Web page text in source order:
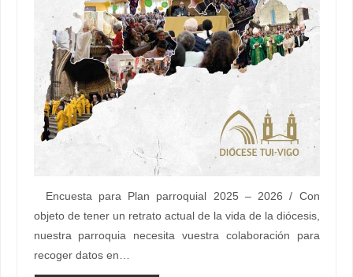
Encuesta para Plan parroquial 2025 – 2026 / Con
objeto de tener un retrato actual de la vida de la diócesis,
nuestra parroquia necesita vuestra colaboración para
recoger datos en…